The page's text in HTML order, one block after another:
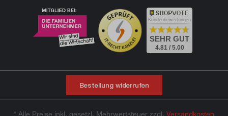
Kundenbewertungen
SEHR GUT
4.81 / 5.00
Bestellung widerrufen
* Alle Preise inkl. gesetzl. Mehrwertsteuer zzgl. Versandkosten